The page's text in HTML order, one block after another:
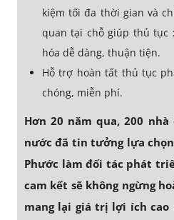
kiệm tối đa thời gian và
quan tại chỗ giúp thủ tục
hóa dễ dàng, thuận tiện.
Hỗ trợ hoàn tất thủ tục
chóng, miễn phí.
Hơn 20 năm qua, 200
nước đã tin tưởng lựa
Phước làm đối tác phát
cam kết sẽ không ngừng
mang lại giá trị lợi ích cao